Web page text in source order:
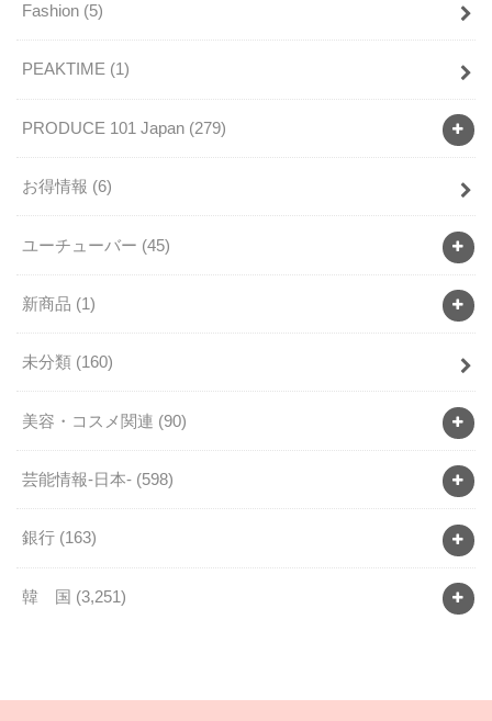
Fashion (5)
PEAKTIME (1)
PRODUCE 101 Japan (279)
お得情報 (6)
ユーチューバー (45)
新商品 (1)
未分類 (160)
美容・コスメ関連 (90)
芸能情報-日本- (598)
銀行 (163)
韓 国 (3,251)